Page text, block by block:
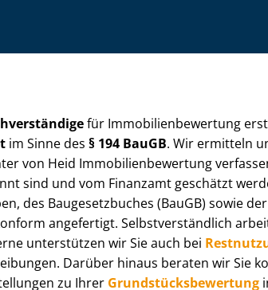
für Im­mo­bi­li­en­be­wer­tung
im Sinne des§ 194 BauGB. Wir ermitteln
von Heid Im­mo­bi­li­en­be­wer­tung
sind und vom Finanzamt geschätzt
des Baugesetzbuches (BauGB) sowie
angefertigt. Selbst­ver­ständ­lich
unterstützen wir Sie auch bei
Darüber hinaus beraten wir Sie
zu Ihrer Grund­stücks­be­wer­tung